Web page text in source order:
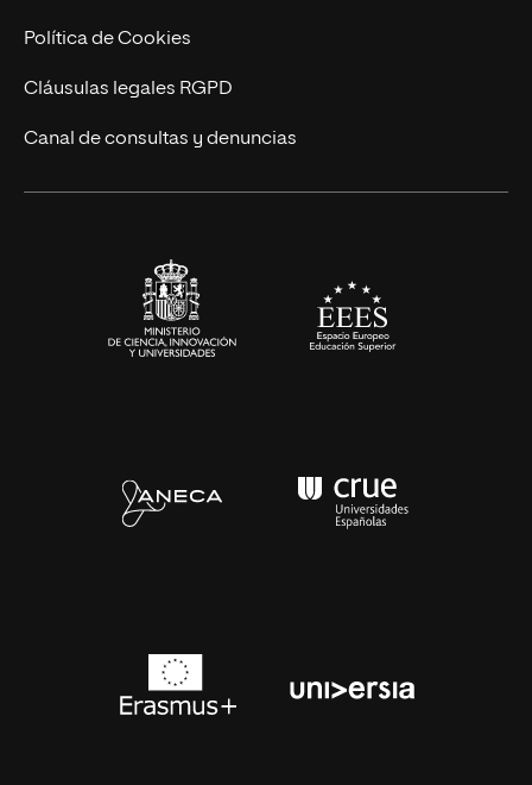
Cursos Universitarios
Actualidad
UNIR Revista
Eventos
Política de Cookies
Cláusulas legales RGPD
Canal de consultas y denuncias